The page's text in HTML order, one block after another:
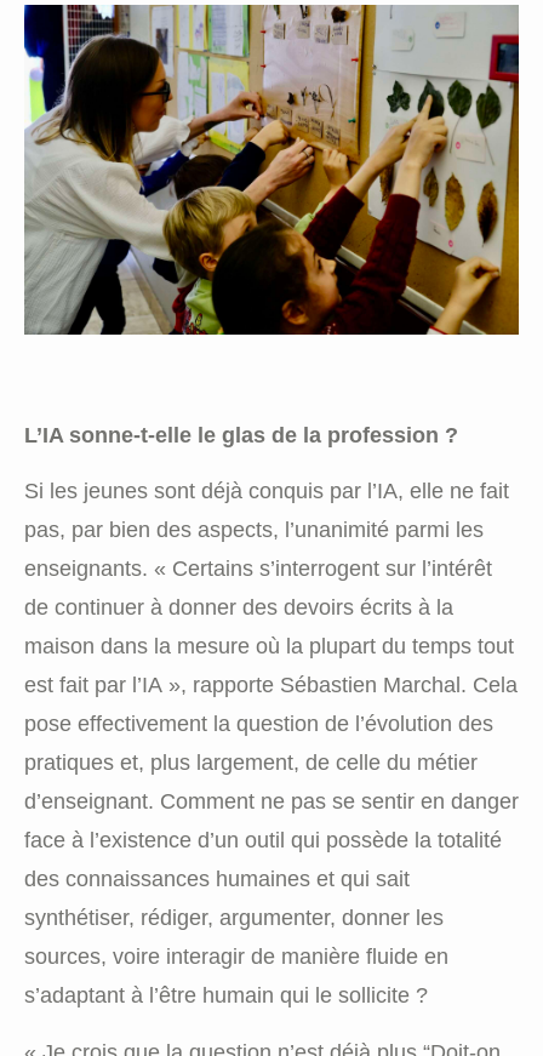
L’IA sonne-t-elle le glas de la profession ?
Si les jeunes sont déjà conquis par l’IA, elle ne fait
pas, par bien des aspects, l’unanimité parmi les
enseignants. « Certains s’interrogent sur l’intérêt
de continuer à donner des devoirs écrits à la
maison dans la mesure où la plupart du temps tout
est fait par l’IA », rapporte Sébastien Marchal. Cela
pose effectivement la question de l’évolution des
pratiques et, plus largement, de celle du métier
d’enseignant. Comment ne pas se sentir en danger
face à l’existence d’un outil qui possède la totalité
des connaissances humaines et qui sait
synthétiser, rédiger, argumenter, donner les
sources, voire interagir de manière fluide en
s’adaptant à l’être humain qui le sollicite ?